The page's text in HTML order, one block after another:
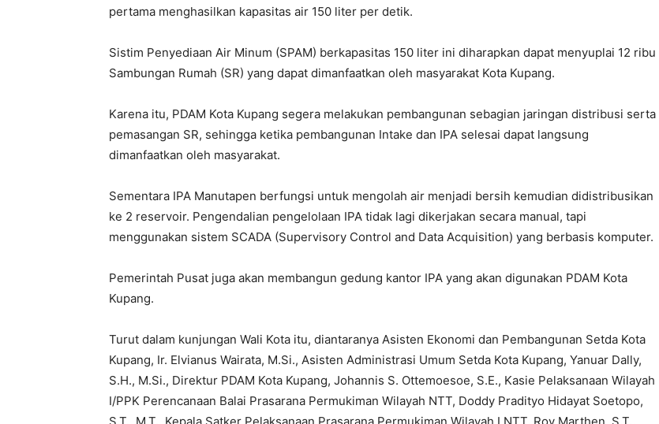
pertama menghasilkan kapasitas air 150 liter per detik.
Sistim Penyediaan Air Minum (SPAM) berkapasitas 150 liter ini diharapkan dapat menyuplai 12 ribu
Sambungan Rumah (SR) yang dapat dimanfaatkan oleh masyarakat Kota Kupang.
Karena itu, PDAM Kota Kupang segera melakukan pembangunan sebagian jaringan distribusi serta
pemasangan SR, sehingga ketika pembangunan Intake dan IPA selesai dapat langsung
dimanfaatkan oleh masyarakat.
Sementara IPA Manutapen berfungsi untuk mengolah air menjadi bersih kemudian didistribusikan
ke 2 reservoir. Pengendalian pengelolaan IPA tidak lagi dikerjakan secara manual, tapi
menggunakan sistem SCADA (Supervisory Control and Data Acquisition) yang berbasis komputer.
Pemerintah Pusat juga akan membangun gedung kantor IPA yang akan digunakan PDAM Kota
Kupang.
Turut dalam kunjungan Wali Kota itu, diantaranya Asisten Ekonomi dan Pembangunan Setda Kota
Kupang, Ir. Elvianus Wairata, M.Si., Asisten Administrasi Umum Setda Kota Kupang, Yanuar Dally,
S.H., M.Si., Direktur PDAM Kota Kupang, Johannis S. Ottemoesoe, S.E., Kasie Pelaksanaan Wilayah
I/PPK Perencanaan Balai Prasarana Permukiman Wilayah NTT, Doddy Pradityo Hidayat Soetopo,